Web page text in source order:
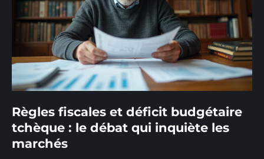
Règles fiscales et déficit budgétaire
tchèque : le débat qui inquiète les
marchés